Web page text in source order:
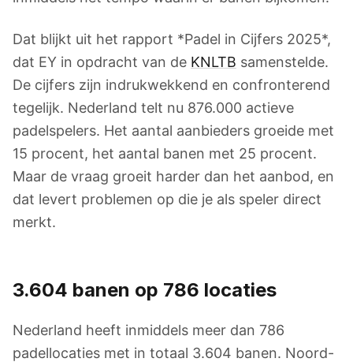
Dat blijkt uit het rapport *Padel in Cijfers 2025*,
dat EY in opdracht van de KNLTB samenstelde.
De cijfers zijn indrukwekkend en confronterend
tegelijk. Nederland telt nu 876.000 actieve
padelspelers. Het aantal aanbieders groeide met
15 procent, het aantal banen met 25 procent.
Maar de vraag groeit harder dan het aanbod, en
dat levert problemen op die je als speler direct
merkt.
3.604 banen op 786 locaties
Nederland heeft inmiddels meer dan 786
padellocaties met in totaal 3.604 banen. Noord-